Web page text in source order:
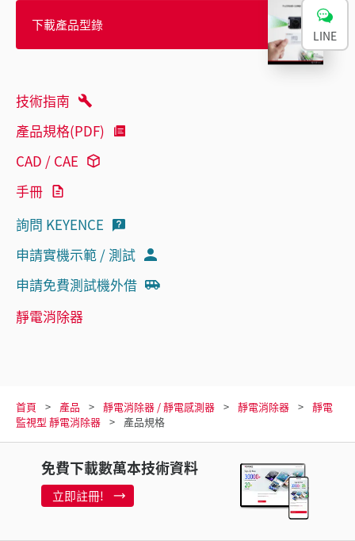
下載產品型錄
技術指南
產品規格(PDF)
CAD / CAE
手冊
詢問 KEYENCE
申請實機示範 / 測試
申請免費測試機外借
靜電消除器
首頁 產品 靜電消除器 / 靜電感測器 靜電消除器
靜電
監視型 靜電消除器
產品規格
免費下載數萬本技術資料
立即註冊!
LINE